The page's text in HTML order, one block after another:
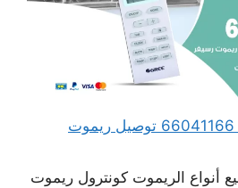
توصيل ريموت للمنزل 66041166 توصيل ريموت
أنواع الريموت كونترول ريموت